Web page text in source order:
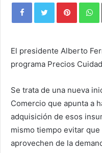
El presidente Alberto
programa Precios
Se trata de una nueva
Comercio que apunta a
adquisición de esos
mismo tiempo evitar
aprovechen de la